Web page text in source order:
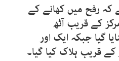
کہ رفح میں کھانے کے
کے قریب آٹھ
گیا جبکہ ایک اور
قریب ہلاک کیا گیا۔